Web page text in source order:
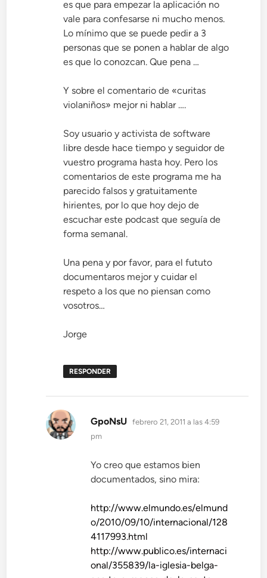
es que para empezar la aplicación no
vale para confesarse ni mucho menos.
Lo mínimo que se puede pedir a 3
personas que se ponen a hablar de algo
es que lo conozcan. Que pena …
Y sobre el comentario de «curitas
violaniños» mejor ni hablar ….
Soy usuario y activista de software
libre desde hace tiempo y seguidor de
vuestro programa hasta hoy. Pero los
comentarios de este programa me ha
parecido falsos y gratuitamente
hirientes, por lo que hoy dejo de
escuchar este podcast que seguía de
forma semanal.
Una pena y por favor, para el fututo
documentaros mejor y cuidar el
respeto a los que no piensan como
vosotros…
Jorge
RESPONDER
GpoNsU dice:
febrero 21, 2011 a las 4:59
pm
Yo creo que estamos bien
documentados, sino mira:
http://www.elmundo.es/elmund
o/2010/09/10/internacional/128
4117993.html
http://www.publico.es/internaci
onal/355839/la-iglesia-belga-